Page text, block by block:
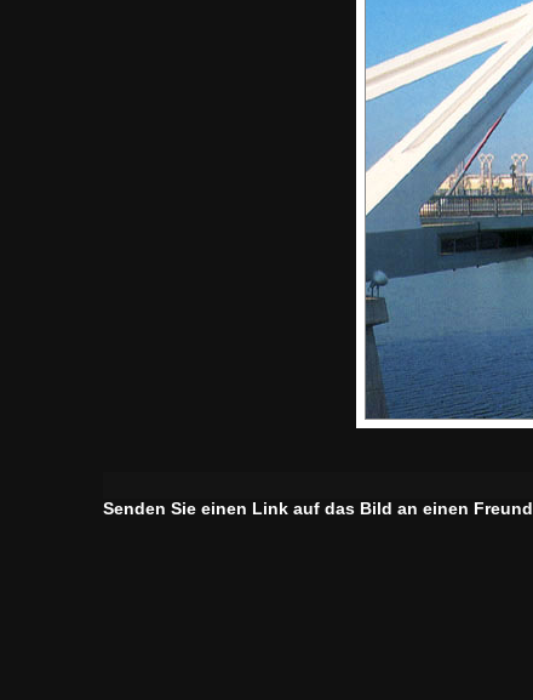
Senden Sie einen Link auf das Bild an einen Freund